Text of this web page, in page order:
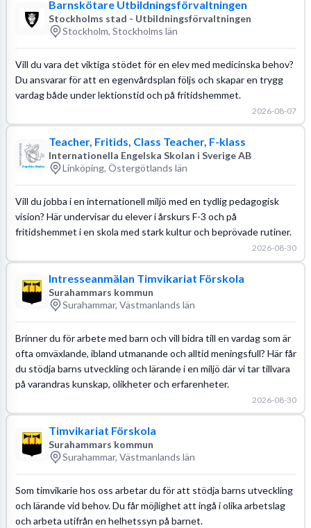
Barnskötare Utbildningsförvaltningen
Stockholms stad - Utbildningsförvaltningen
Stockholm, Stockholms län
Vill du vara det viktiga stödet för en elev med medicinska behov?
Du ansvarar för att en egenvårdsplan följs och skapar en trygg
vardag både under lektionstid och på fritidshemmet.
2026-08-07
Teacher, Fritids, Class Teacher, F-klass
Internationella Engelska Skolan i Sverige AB
Linköping, Östergötlands län
Vill du jobba i en internationell miljö med en tydlig pedagogisk
vision? Här undervisar du elever i årskurs F-3 och på
fritidshemmet i en skola med stark kultur och beprövade rutiner.
2026-08-30
Intresseanmälan Timvikariat Förskola
Surahammars kommun
Surahammar, Västmanlands län
Brinner du för arbete med barn och vill bidra till en vardag som är
ofta omväxlande, ibland utmanande och alltid meningsfull? Här får
du stödja barns utveckling och lärande i en miljö där vi tar tillvara
på varandras kunskap, olikheter och erfarenheter.
2026-08-30
Timvikariat Förskola
Surahammars kommun
Surahammar, Västmanlands län
Som timvikarie hos oss arbetar du för att stödja barns utveckling
och lärande vid behov. Du får möjlighet att ingå i olika arbetslag
och arbeta utifrån en helhetssyn på barnet.